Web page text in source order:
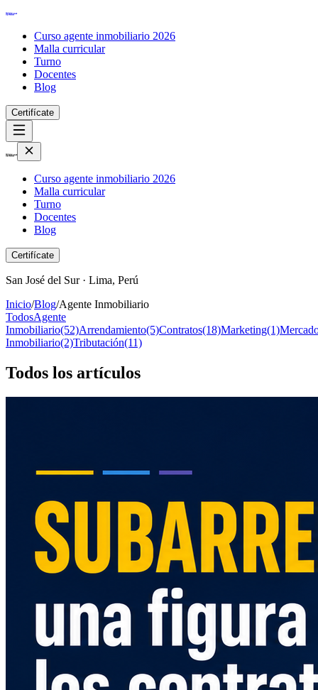
Curso agente inmobiliario 2026
Malla curricular
Turno
Docentes
Blog
Certifícate
Curso agente inmobiliario 2026
Malla curricular
Turno
Docentes
Blog
Certifícate
San José del Sur · Lima, Perú
Inicio/Blog/Agente Inmobiliario
TodosAgente
Inmobiliario(52)Arrendamiento(5)Contratos(18)Marketing(1)
Inmobiliario(2)Tributación(11)
Todos los artículos